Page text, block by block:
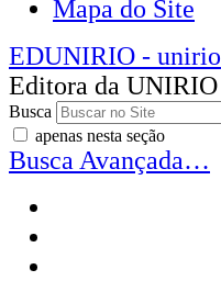
Mapa do Site
EDUNIRIO - unirio
Editora da UNIRIO
Busca
apenas nesta seção
Busca Avançada…